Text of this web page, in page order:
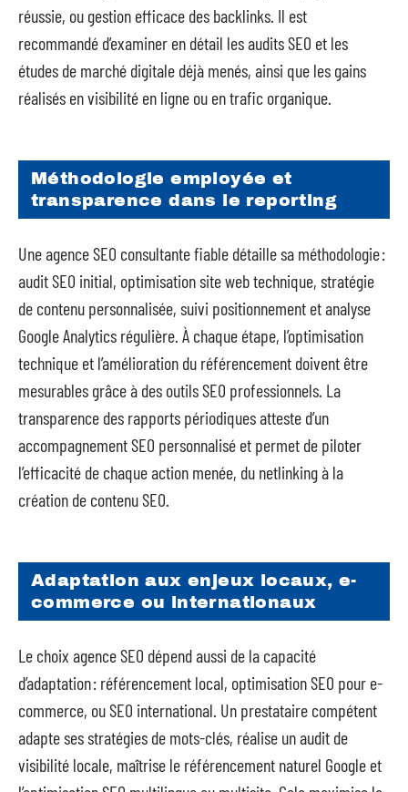
réussie, ou gestion efficace des backlinks. Il est
recommandé d’examiner en détail les audits SEO et les
études de marché digitale déjà menés, ainsi que les gains
réalisés en visibilité en ligne ou en trafic organique.
Méthodologie employée et
transparence dans le reporting
Une agence SEO consultante fiable détaille sa méthodologie :
audit SEO initial, optimisation site web technique, stratégie
de contenu personnalisée, suivi positionnement et analyse
Google Analytics régulière. À chaque étape, l’optimisation
technique et l’amélioration du référencement doivent être
mesurables grâce à des outils SEO professionnels. La
transparence des rapports périodiques atteste d’un
accompagnement SEO personnalisé et permet de piloter
l’efficacité de chaque action menée, du netlinking à la
création de contenu SEO.
Adaptation aux enjeux locaux, e-
commerce ou internationaux
Le choix agence SEO dépend aussi de la capacité
d’adaptation : référencement local, optimisation SEO pour e-
commerce, ou SEO international. Un prestataire compétent
adapte ses stratégies de mots-clés, réalise un audit de
visibilité locale, maîtrise le référencement naturel Google et